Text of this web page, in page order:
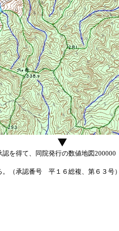
を得て、同院発行の数値地図
。（承認番号 平１６総複、第６３号